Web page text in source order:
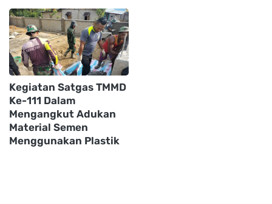
Kegiatan Satgas TMMD
Ke-111 Dalam
Mengangkut Adukan
Material Semen
Menggunakan Plastik